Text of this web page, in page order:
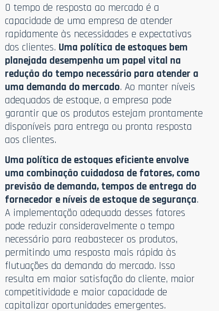
O tempo de resposta ao mercado é a
capacidade de uma empresa de atender
rapidamente às necessidades e expectativas
dos clientes. Uma política de estoques bem
planejada desempenha um papel vital na
redução do tempo necessário para atender a
uma demanda do mercado. Ao manter níveis
adequados de estoque, a empresa pode
garantir que os produtos estejam prontamente
disponíveis para entrega ou pronta resposta
aos clientes.
Uma política de estoques eficiente envolve
uma combinação cuidadosa de fatores, como
previsão de demanda, tempos de entrega do
fornecedor e níveis de estoque de segurança.
A implementação adequada desses fatores
pode reduzir consideravelmente o tempo
necessário para reabastecer os produtos,
permitindo uma resposta mais rápida às
flutuações da demanda do mercado. Isso
resulta em maior satisfação do cliente, maior
competitividade e maior capacidade de
capitalizar oportunidades emergentes.